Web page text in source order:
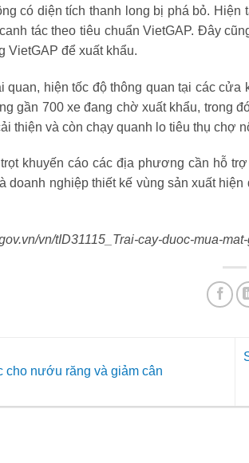
có diện tích thanh long bị phá bỏ.
tác theo tiêu chuẩn VietGAP. Đây
VietGAP để xuất khẩu.
quan, hiện tốc độ thông quan tại các
gần 700 xe đang chờ xuất khẩu, trong
thiện và còn chạy quanh lo tiêu thụ chợ
khuyến cáo các địa phương cần hỗ
doanh nghiệp thiết kế vùng sản xuất
vn/tID31115_Trai-cay-duoc-mua-
cho nướu răng và giảm cân